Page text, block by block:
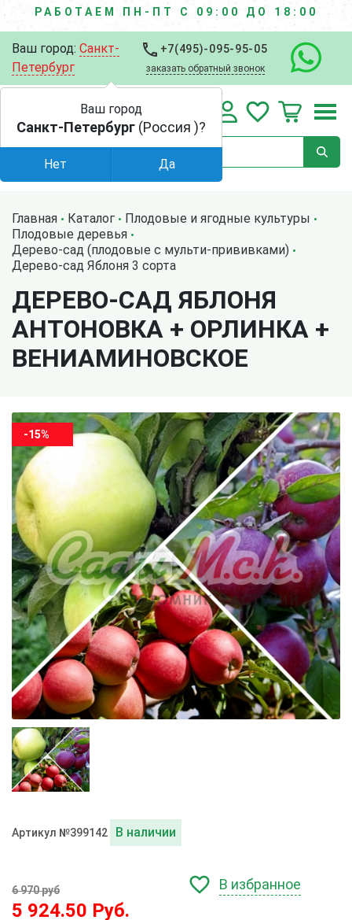
РАБОТАЕМ ПН-ПТ С 09:00 ДО 18:00
Ваш город: Санкт-
Петербург
+7(495)-095-95-05
заказать обратный звонок
Главная Каталог
Плодовые и ягодные культуры
Плодовые деревья
Дерево-сад (плодовые с мульти-прививками)
Дерево-сад Яблоня 3 сорта
ДЕРЕВО-САД ЯБЛОНЯ
АНТОНОВКА + ОРЛИНКА +
ВЕНИАМИНОВСКОЕ
-15%
Артикул №399142 В наличии
6 970 руб
5 924.50 Руб.
В избранное
Ваш город
Санкт-Петербург (Россия )?
Нет Да